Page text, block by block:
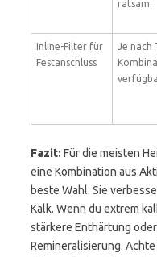
ratsam.
Inline-Filter für
Festanschluss
Je nach
Fazit: Für die meisten
eine Kombination aus
beste Wahl. Sie
Kalk. Wenn du extrem
stärkere Enthärtung
Remineralisierung.